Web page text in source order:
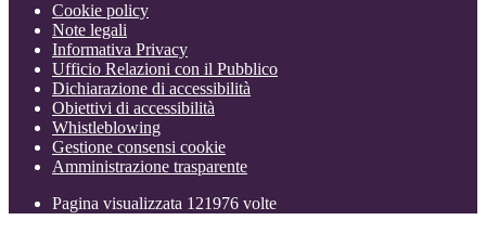
Cookie policy
Note legali
Informativa Privacy
Ufficio Relazioni con il Pubblico
Dichiarazione di accessibilità
Obiettivi di accessibilità
Whistleblowing
Gestione consensi cookie
Amministrazione trasparente
Pagina visualizzata 121976 volte